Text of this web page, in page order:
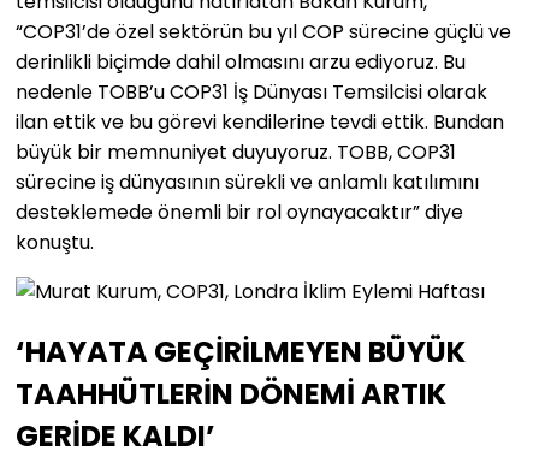
“COP31’de özel sektörün bu yıl COP sürecine güçlü ve
derinlikli biçimde dahil olmasını arzu ediyoruz. Bu
nedenle TOBB’u COP31 İş Dünyası Temsilcisi olarak
ilan ettik ve bu görevi kendilerine tevdi ettik. Bundan
büyük bir memnuniyet duyuyoruz. TOBB, COP31
sürecine iş dünyasının sürekli ve anlamlı katılımını
desteklemede önemli bir rol oynayacaktır” diye
konuştu.
‘HAYATA GEÇİRİLMEYEN BÜYÜK
TAAHHÜTLERİN DÖNEMİ ARTIK
GERİDE KALDI’